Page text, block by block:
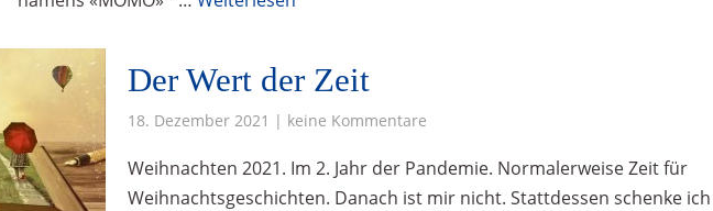
Der Wert der Zeit
18. Dezember 2021 | keine Kommentare
Weihnachten 2021. Im 2. Jahr der Pandemie. Normalerweise Zeit für
Weihnachtsgeschichten. Danach ist mir nicht. Stattdessen schenke ich